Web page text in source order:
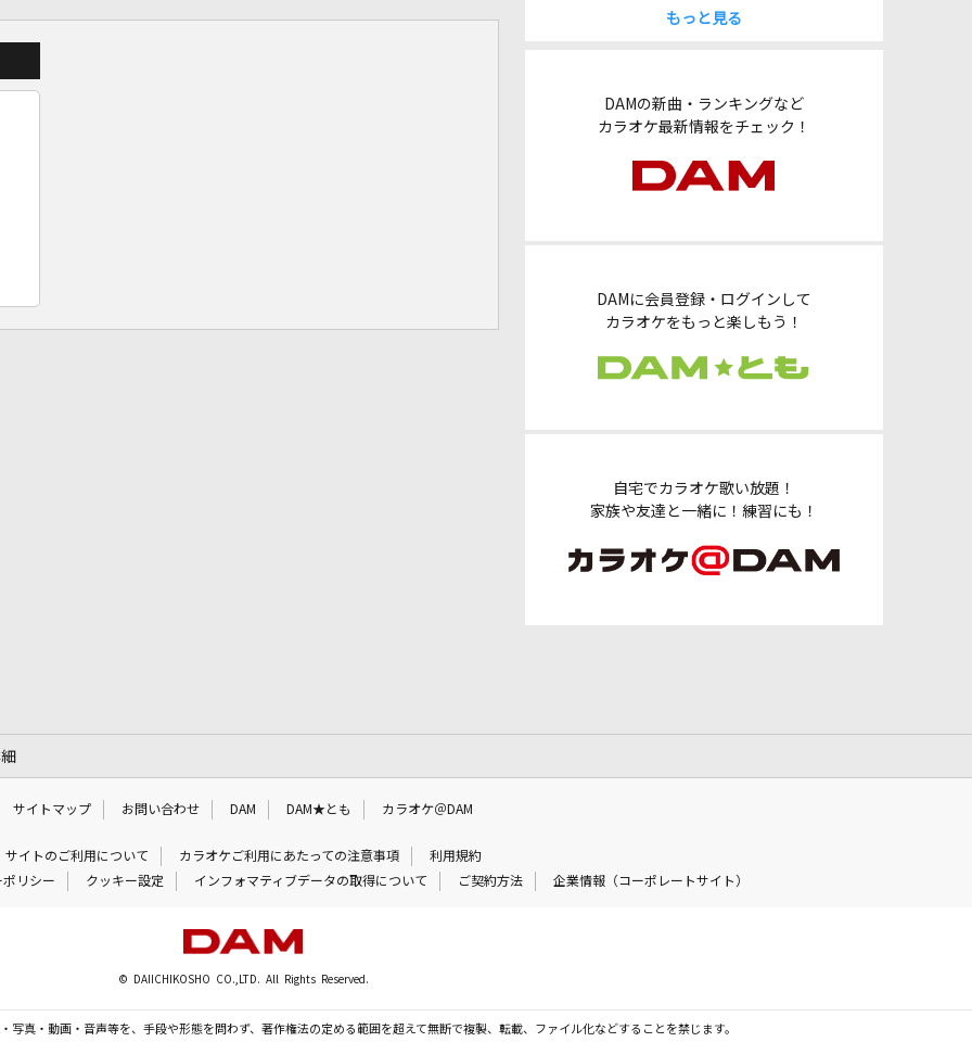
もっと見る
DAMの新曲・ランキングなど
カラオケ最新情報をチェック！
DAMに会員登録・ログインして
カラオケをもっと楽しもう！
自宅でカラオケ歌い放題！
家族や友達と一緒に！練習にも！
サイトマップ お問い合わせ DAM DAM★とも カラオケ＠DAM
サイトのご利用について カラオケご利用にあたっての注意事項
利用規約
リシー
クッキー設定 インフォマティブデータの取得について ご契約方法 企業情報（コーポレートサイト）
© DAIICHIKOSHO CO.,LTD. All Rights Reserved.
写真・動画・音声等を、手段や形態を問わず、著作権法の定める範囲を超えて無断で複製、転載、ファイル化などすることを禁じます。